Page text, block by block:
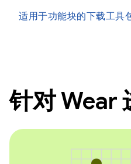
适用于功能块的下载工具
针对 Wear